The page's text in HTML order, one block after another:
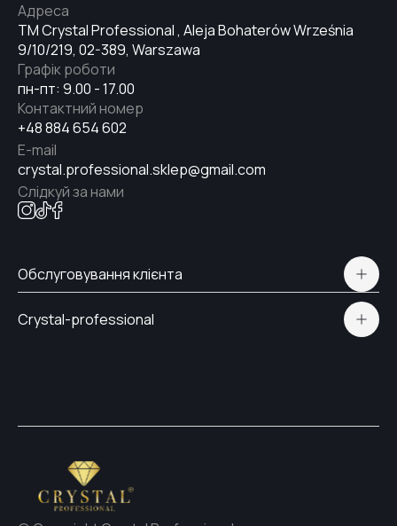
TM Crystal Professional , Aleja Bohaterów Września
9/10/219, 02-389, Warszawa
Адреса
пн-пт: 9.00 - 17.00
Графік роботи
+48 884 654 602
Контактний номер
crystal.professional.sklep@gmail.com
E-mail
Слідкуй за нами
Обслуговування клієнта
Доставка і Оплата
Crystal-professional